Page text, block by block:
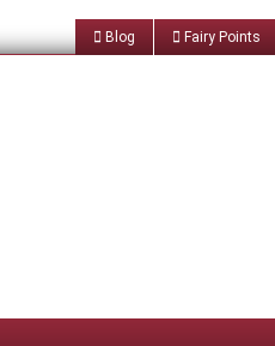
Blog Fairy Points